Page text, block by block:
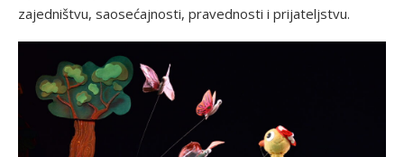
zajedništvu, saosećajnosti, pravednosti i prijateljstvu.